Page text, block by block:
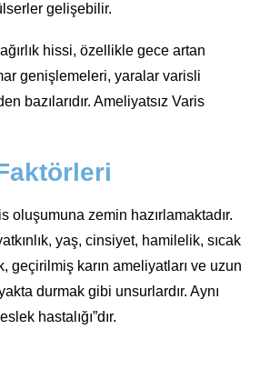
gelişebilir.
hissi, özellikle gece artan
genişlemeleri, yaralar varisli
bazılarıdır. Ameliyatsız Varis
oluşumuna zemin hazırlamaktadır.
yaş, cinsiyet, hamilelik, sıcak
geçirilmiş karın ameliyatları ve uzun
durmak gibi unsurlardır. Aynı
hastalığı”dır.